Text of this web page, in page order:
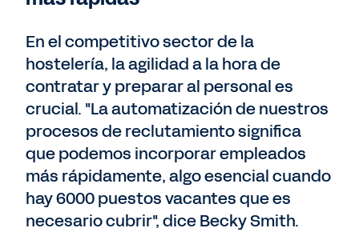
En el competitivo sector de la
hostelería, la agilidad a la hora de
contratar y preparar al personal es
crucial. "La automatización de nuestros
procesos de reclutamiento significa
que podemos incorporar empleados
más rápidamente, algo esencial cuando
hay 6000 puestos vacantes que es
necesario cubrir", dice Becky Smith.